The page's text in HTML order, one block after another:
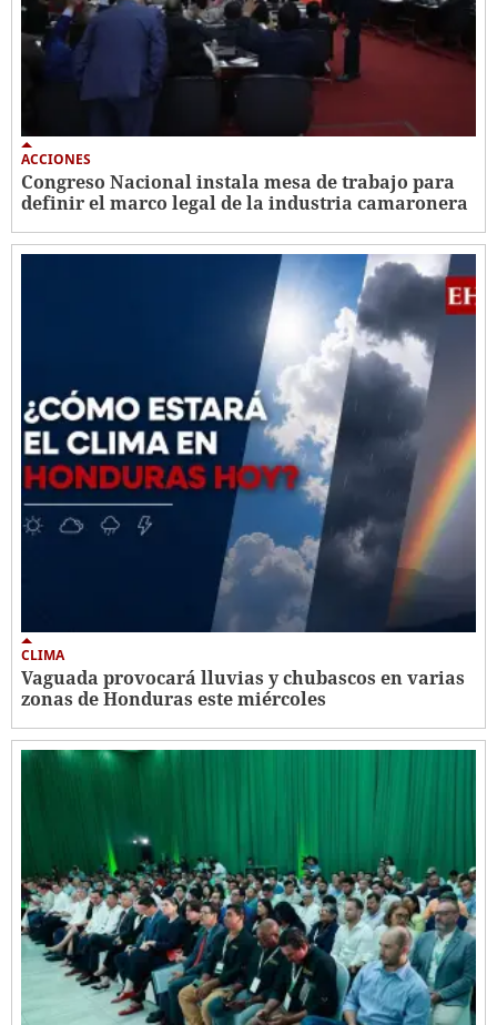
ACCIONES
Congreso Nacional instala mesa de trabajo para
definir el marco legal de la industria camaronera
CLIMA
Vaguada provocará lluvias y chubascos en varias
zonas de Honduras este miércoles